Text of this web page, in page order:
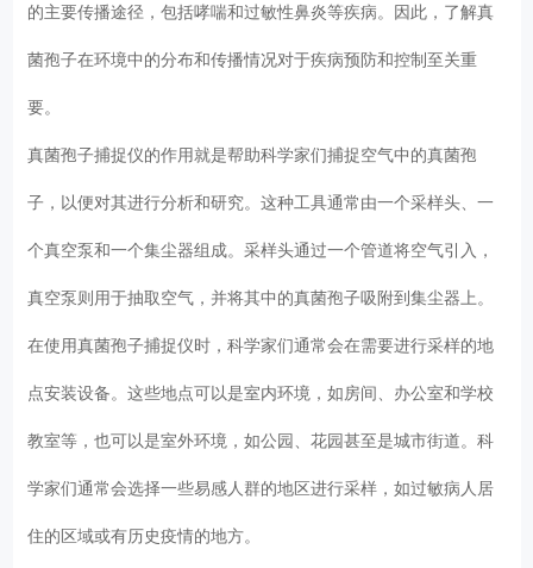
的主要传播途径，包括哮喘和过敏性鼻炎等疾病。因此，了解真
菌孢子在环境中的分布和传播情况对于疾病预防和控制至关重
要。
真菌孢子捕捉仪的作用就是帮助科学家们捕捉空气中的真菌孢
子，以便对其进行分析和研究。这种工具通常由一个采样头、一
个真空泵和一个集尘器组成。采样头通过一个管道将空气引入，
真空泵则用于抽取空气，并将其中的真菌孢子吸附到集尘器上。
在使用真菌孢子捕捉仪时，科学家们通常会在需要进行采样的地
点安装设备。这些地点可以是室内环境，如房间、办公室和学校
教室等，也可以是室外环境，如公园、花园甚至是城市街道。科
学家们通常会选择一些易感人群的地区进行采样，如过敏病人居
住的区域或有历史疫情的地方。